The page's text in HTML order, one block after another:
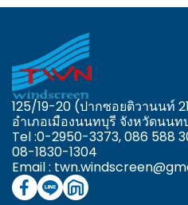
125/19-20 (ปากซอยติวานนท์
อำเภอเมืองนนทบุรี จังหวัดนนท
Tel :0-2950-3373,086 588
08-1830-1304
Email :